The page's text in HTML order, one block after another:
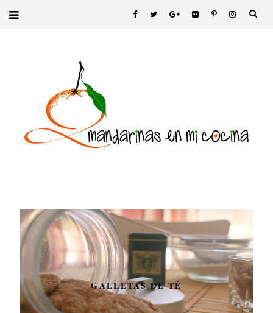
GALLETAS DE TÉ